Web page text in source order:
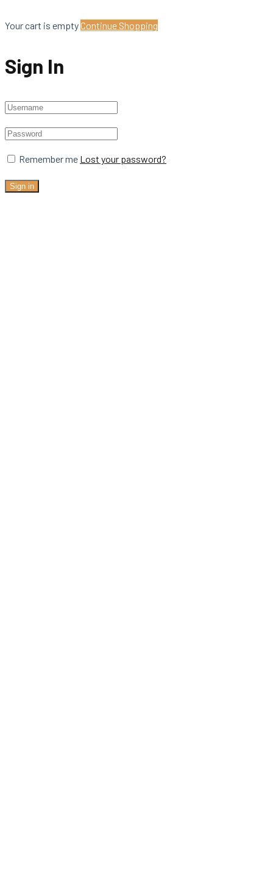
Your cart is emptyContinue Shopping
Sign In
Remember me Lost your password?
Sign in